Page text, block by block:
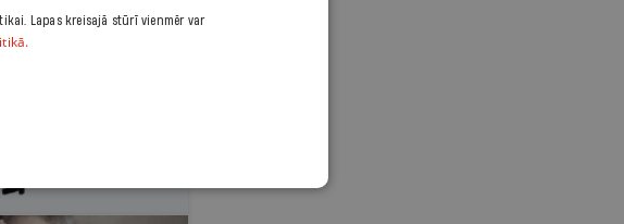
Lapas kreisajā stūrī vienmēr var